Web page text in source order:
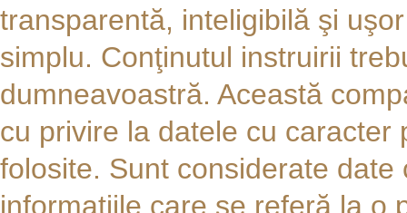
transparentă, inteligibilă şi
simplu. Conţinutul instruirii
dumneavoastră. Această
cu privire la datele cu
folosite. Sunt considerate
informaţiile care se referă la o